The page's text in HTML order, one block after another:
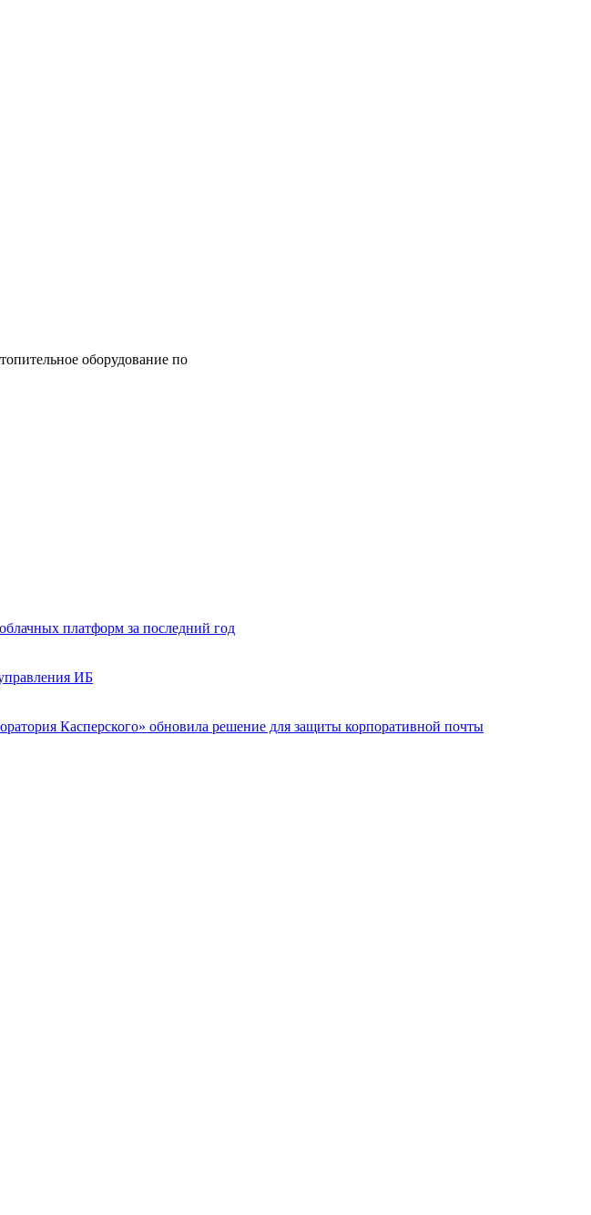
оборудование по
платформ за последний год
ИБ
Касперского» обновила решение для защиты корпоративной почты